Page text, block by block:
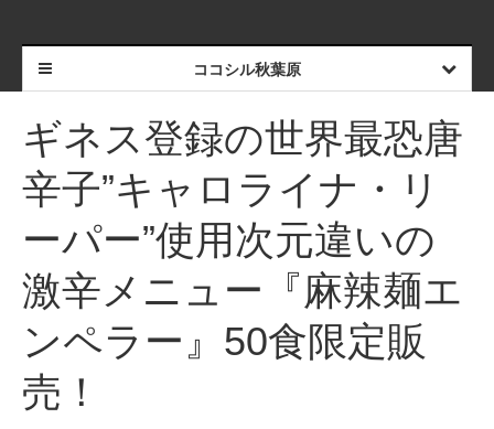
ココシル秋葉原
ギネス登録の世界最恐唐
辛子”キャロライナ・リ
ーパー”使用次元違いの
激辛メニュー『麻辣麺エ
ンペラー』50食限定販
売！